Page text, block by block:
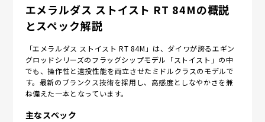
エメラルダス ストイスト RT 84Mの概説
とスペック解説
「エメラルダス ストイスト RT 84M」は、ダイワが誇るエギン
グロッドシリーズのフラッグシップモデル「ストイスト」の中
でも、操作性と遠投性能を両立させたミドルクラスのモデルで
す。最新のブランクス技術を採用し、高感度としなやかさを兼
ね備えた一本となっています。
主なスペック